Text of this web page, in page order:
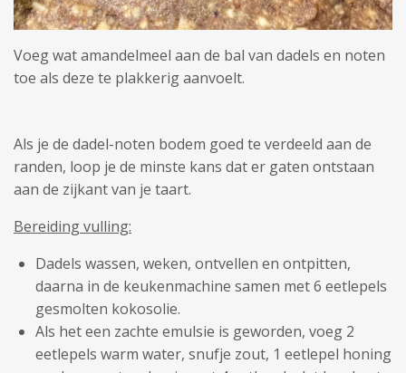
Voeg wat amandelmeel aan de bal van dadels en noten
toe als deze te plakkerig aanvoelt.
Als je de dadel-noten bodem goed te verdeeld aan de
randen, loop je de minste kans dat er gaten ontstaan
aan de zijkant van je taart.
Bereiding vulling:
Dadels wassen, weken, ontvellen en ontpitten,
daarna in de keukenmachine samen met 6 eetlepels
gesmolten kokosolie.
Als het een zachte emulsie is geworden, voeg 2
eetlepels warm water, snufje zout, 1 eetlepel honing